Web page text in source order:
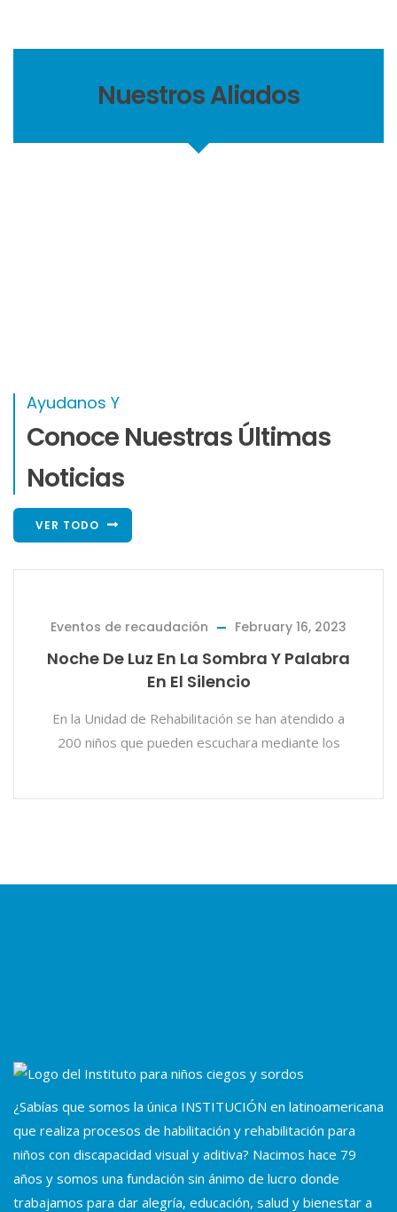
Nuestros Aliados
Ayudanos Y
Conoce Nuestras Últimas
Noticias
VER TODO
Eventos de recaudación February 16, 2023
Noche De Luz En La Sombra Y Palabra
En El Silencio
En la Unidad de Rehabilitación se han atendido a
200 niños que pueden escuchara mediante los
¿Sabías que somos la única INSTITUCIÓN en latinoamericana
que realiza procesos de habilitación y rehabilitación para
niños con discapacidad visual y aditiva? Nacimos hace 79
años y somos una fundación sin ánimo de lucro donde
trabajamos para dar alegría, educación, salud y bienestar a